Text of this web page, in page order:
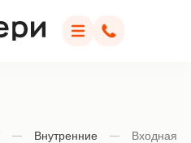
МенюПозвонить
Внутренние Входная